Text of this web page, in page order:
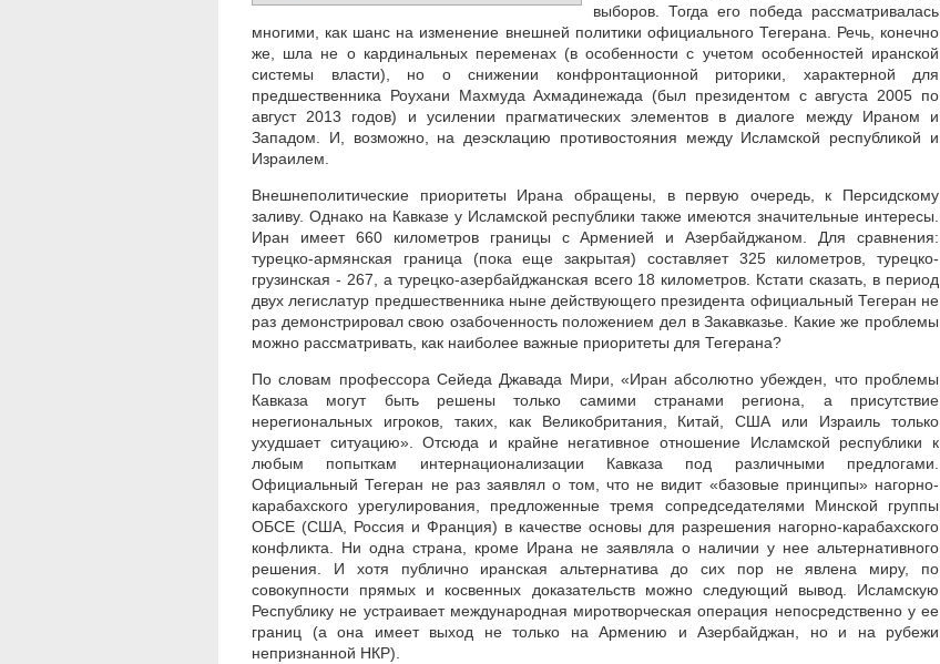
выборов. Тогда его победа рассматривалась
многими, как шанс на изменение внешней политики официального Тегерана. Речь, конечно
же, шла не о кардинальных переменах (в особенности с учетом особенностей иранской
системы власти), но о снижении конфронтационной риторики, характерной для
предшественника Роухани Махмуда Ахмадинежада (был президентом с августа 2005 по
август 2013 годов) и усилении прагматических элементов в диалоге между Ираном и
Западом. И, возможно, на деэсклацию противостояния между Исламской республикой и
Израилем.
Внешнеполитические приоритеты Ирана обращены, в первую очередь, к Персидскому
заливу. Однако на Кавказе у Исламской республики также имеются значительные интересы.
Иран имеет 660 километров границы с Арменией и Азербайджаном. Для сравнения:
турецко-армянская граница (пока еще закрытая) составляет 325 километров, турецко-
грузинская - 267, а турецко-азербайджанская всего 18 километров. Кстати сказать, в период
двух легислатур предшественника ныне действующего президента официальный Тегеран не
раз демонстрировал свою озабоченность положением дел в Закавказье. Какие же проблемы
можно рассматривать, как наиболее важные приоритеты для Тегерана?
По словам профессора Сейеда Джавада Мири, «Иран абсолютно убежден, что проблемы
Кавказа могут быть решены только самими странами региона, а присутствие
нерегиональных игроков, таких, как Великобритания, Китай, США или Израиль только
ухудшает ситуацию». Отсюда и крайне негативное отношение Исламской республики к
любым попыткам интернационализации Кавказа под различными предлогами.
Официальный Тегеран не раз заявлял о том, что не видит «базовые принципы» нагорно-
карабахского урегулирования, предложенные тремя сопредседателями Минской группы
ОБСЕ (США, Россия и Франция) в качестве основы для разрешения нагорно-карабахского
конфликта. Ни одна страна, кроме Ирана не заявляла о наличии у нее альтернативного
решения. И хотя публично иранская альтернатива до сих пор не явлена миру, по
совокупности прямых и косвенных доказательств можно следующий вывод. Исламскую
Республику не устраивает международная миротворческая операция непосредственно у ее
границ (а она имеет выход не только на Армению и Азербайджан, но и на рубежи
непризнанной НКР).